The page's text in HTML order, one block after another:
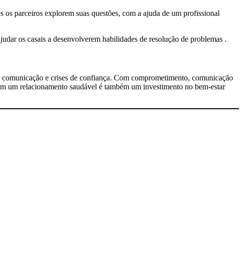
parceiros explorem suas questões, com a ajuda de um profissional
os casais a desenvolverem habilidades de resolução de problemas .
e crises de confiança. Com comprometimento, comunicação
relacionamento saudável é também um investimento no bem-estar